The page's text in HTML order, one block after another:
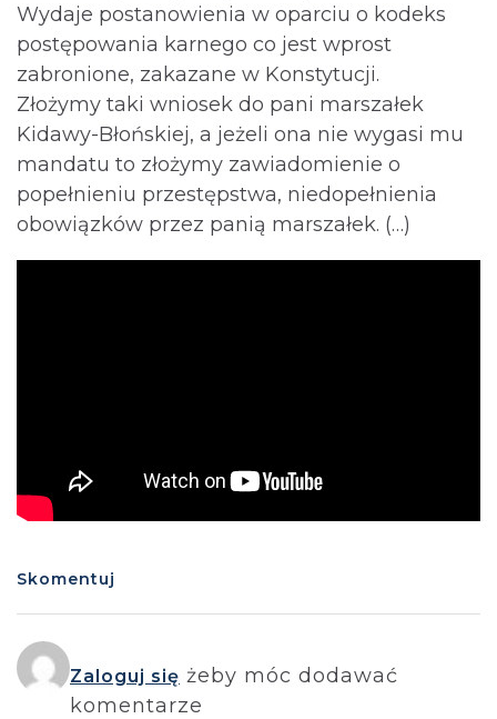
Wydaje postanowienia w oparciu o kodeks
postępowania karnego co jest wprost
zabronione, zakazane w Konstytucji.
Złożymy taki wniosek do pani marszałek
Kidawy-Błońskiej, a jeżeli ona nie wygasi mu
mandatu to złożymy zawiadomienie o
popełnieniu przestępstwa, niedopełnienia
obowiązków przez panią marszałek. (…)
Skomentuj
Zaloguj się żeby móc dodawać
komentarze